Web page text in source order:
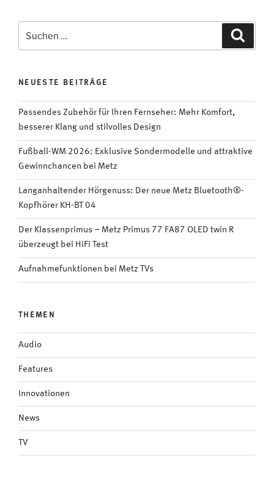
nach:
NEUESTE BEITRÄGE
Passendes Zubehör für Ihren Fernseher: Mehr Komfort,
besserer Klang und stilvolles Design
Fußball-WM 2026: Exklusive Sondermodelle und attraktive
Gewinnchancen bei Metz
Langanhaltender Hörgenuss: Der neue Metz Bluetooth®-
Kopfhörer KH-BT 04
Der Klassenprimus – Metz Primus 77 FA87 OLED twin R
überzeugt bei HiFi Test
Aufnahmefunktionen bei Metz TVs
THEMEN
Audio
Features
Innovationen
News
TV